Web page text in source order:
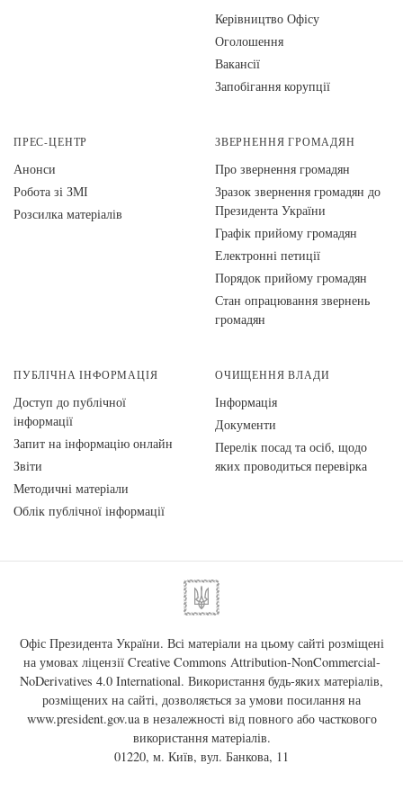
Керівництво Офісу
Оголошення
Вакансії
Запобігання корупції
ПРЕС-ЦЕНТР
Анонси
Робота зі ЗМІ
Розсилка матеріалів
ЗВЕРНЕННЯ ГРОМАДЯН
Про звернення громадян
Зразок звернення громадян до
Президента України
Графік прийому громадян
Електронні петиції
Порядок прийому громадян
Стан опрацювання звернень
громадян
ПУБЛІЧНА ІНФОРМАЦІЯ
Доступ до публічної
інформації
Запит на інформацію онлайн
Звіти
Методичні матеріали
Облік публічної інформації
ОЧИЩЕННЯ ВЛАДИ
Інформація
Документи
Перелік посад та осіб, щодо
яких проводиться перевірка
Офіс Президента України. Всі матеріали на цьому сайті розміщені
на умовах ліцензії Creative Commons Attribution-NonCommercial-
NoDerivatives 4.0 International. Використання будь-яких матеріалів,
розміщених на сайті, дозволяється за умови посилання на
www.president.gov.uaв незалежності від повного або часткового
використання матеріалів.
01220, м. Київ, вул. Банкова, 11